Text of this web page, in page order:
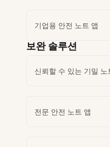
기업용 안전 노트 앱
보완 솔루션
신뢰할 수 있는 기밀 노
전문 안전 노트 앱